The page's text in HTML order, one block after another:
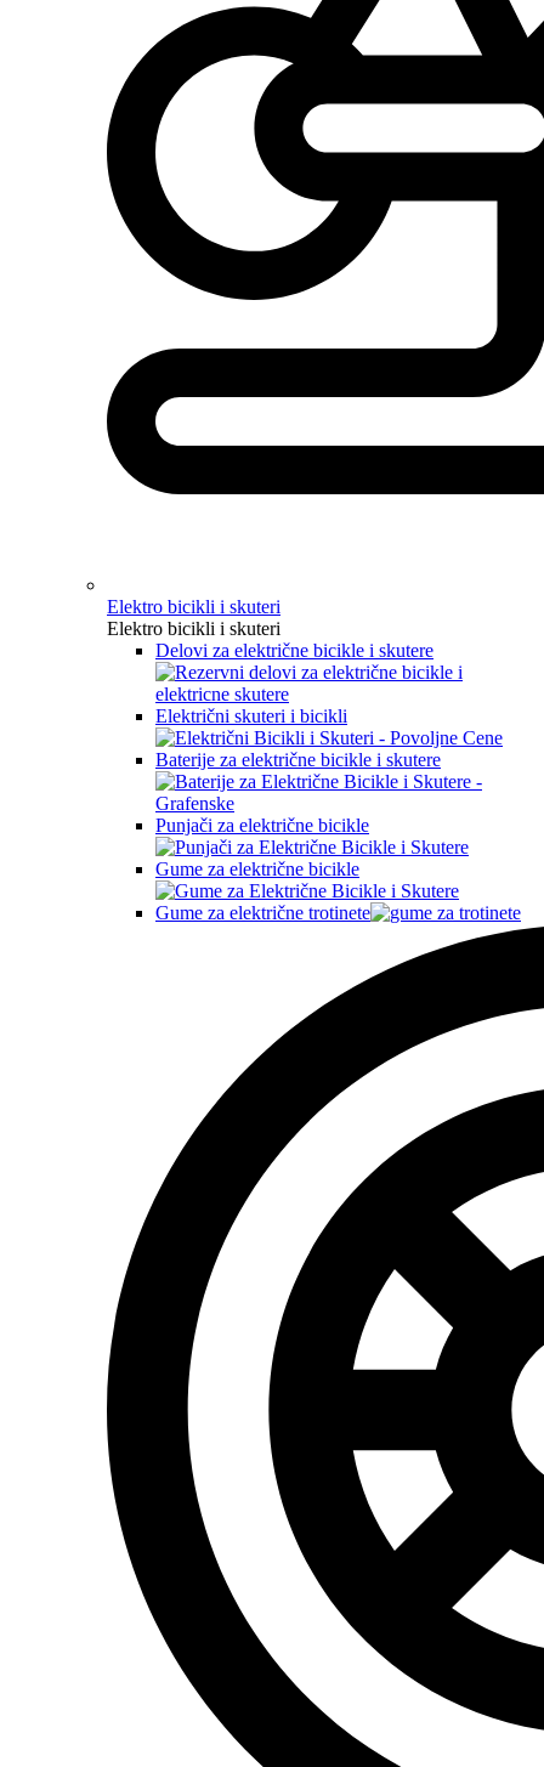
Elektro bicikli i skuteri
Elektro bicikli i skuteri
Delovi za električne bicikle i skutere
Električni skuteri i bicikli
Baterije za električne bicikle i skutere
Punjači za električne bicikle
Gume za električne bicikle
Gume za električne trotinete